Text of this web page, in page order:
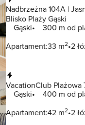
Nadbrzeżna 104A |
Blisko Plaży Gąski
Gąski
300 m od
Apartament:33 m2 2
VacationClub Plażowa
Gąski
400 m od
Apartament:42 m2 2